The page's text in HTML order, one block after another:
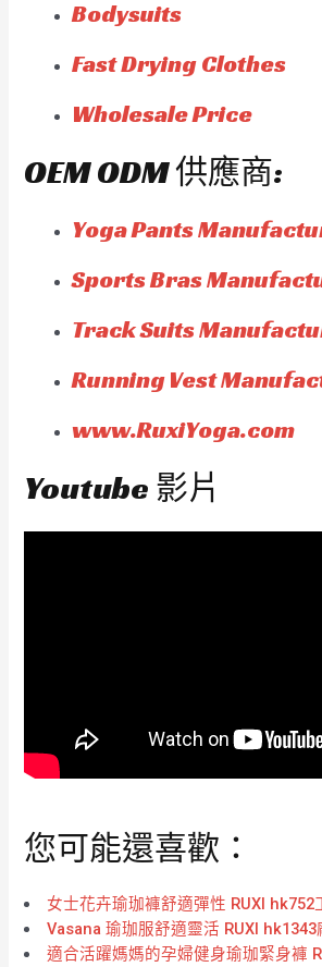
Bodysuits
Fast Drying Clothes
Wholesale Price
OEM ODM 供應商:
Yoga Pants
Sports Bras
Track Suits
Running Vest
www.RuxiYoga.com
Youtube 影片
您可能還喜歡：
女士花卉瑜珈褲舒適彈性 RUXI hk752
Vasana 瑜珈服舒適靈活 RUXI hk1343
適合活躍媽媽的孕婦健身瑜珈緊身褲